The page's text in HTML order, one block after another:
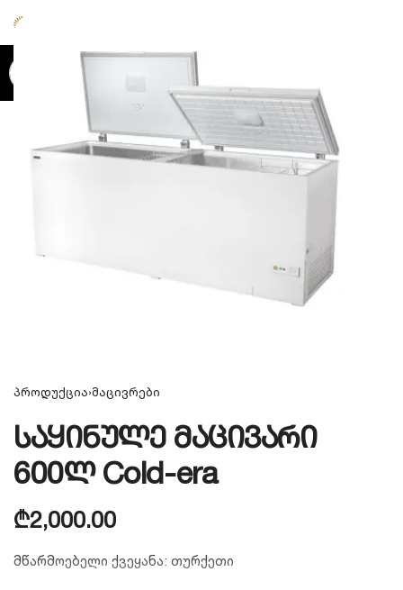
პროდუქცია›მაცივრები
საყინულე მაცივარი
600ლ Cold-era
₾2,000.00
მწარმოებელი ქვეყანა: თურქეთი